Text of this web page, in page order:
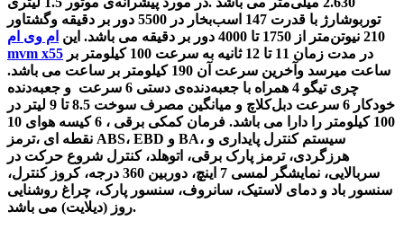
توربوشارژ با قدرت 147 اسب‌بخار در 5500 دور بر دقیقه وگشتاور
210 نیوتن‌متر از 1750 تا 4000 دور بر دقیقه می باشد. این
ام وی ام
mvm x55
ساعت میرسد وآخرین سرعت آن 190 کیلومتر بر ساعت می باشد.
چری تیگو 4 همراه‌ با جعبه‌دنده‌ی دستی 6 سرعت و جعبه‌دنده
خودکار 6 سرعت دبل‌کلاچ و میانگین مصرف سوخت 8.5 تا 9 لیتر در
100 کیلومتر را دارا می باشد. فرمان کمکی برقی ، 6 کیسه هوای 10
نقطه ای ،ترمز ABS، EBD و BA، سیستم کنترل پایداری و
هرزگردی، ترمز پارک برقی، اتوهلد، کنترل شروع حرکت در
سربالایی، نمایشگر
لمسی 7 اینچ، دوربین 360 درجه، کروز کنترل،
سنسور باد و دمای لاستیک، سانروف، سنسور پارک، چراغ روشنایی
روز (دیلایت) می باشد.